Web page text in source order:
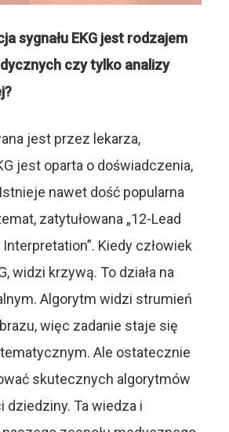
sygnału EKG jest rodzajem
czy tylko analizy
jest przez lekarza,
jest oparta o doświadczenia,
nawet dość popularna
zatytułowana „12-Lead
Interpretation”. Kiedy człowiek
widzi krzywą. To działa na
Algorytm widzi strumień
więc zadanie staje się
Ale ostatecznie
skutecznych algorytmów
dziedziny. Ta wiedza i